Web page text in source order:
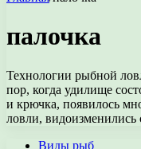
палочка
Технологии рыбной
пор, когда удилище
и крючка, появилось
ловли,
Виды рыб